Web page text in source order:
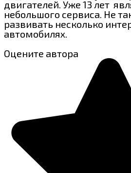
двигателей. Уже 13 лет
небольшого сервиса. Не
развивать несколько
автомобилях.
Оцените автора